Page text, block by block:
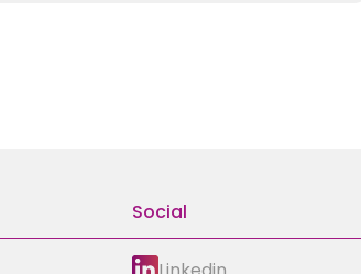
Social